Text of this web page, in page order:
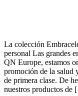
La colección
personal Las grandes
QN Europe, estamos
promoción de la salud
de primera clase. De
nuestros productos